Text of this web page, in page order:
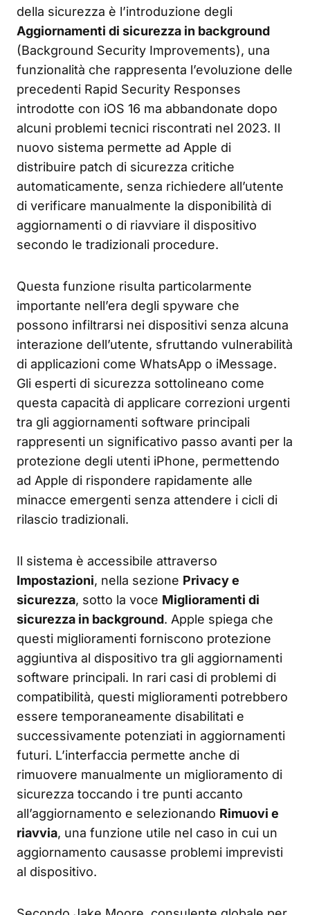
della sicurezza è l’introduzione degli
Aggiornamenti di sicurezza in background
(Background Security Improvements), una
funzionalità che rappresenta l’evoluzione delle
precedenti Rapid Security Responses
introdotte con iOS 16 ma abbandonate dopo
alcuni problemi tecnici riscontrati nel 2023. Il
nuovo sistema permette ad Apple di
distribuire patch di sicurezza critiche
automaticamente, senza richiedere all’utente
di verificare manualmente la disponibilità di
aggiornamenti o di riavviare il dispositivo
secondo le tradizionali procedure.
Questa funzione risulta particolarmente
importante nell’era degli spyware che
possono infiltrarsi nei dispositivi senza alcuna
interazione dell’utente, sfruttando vulnerabilità
di applicazioni come WhatsApp o iMessage.
Gli esperti di sicurezza sottolineano come
questa capacità di applicare correzioni urgenti
tra gli aggiornamenti software principali
rappresenti un significativo passo avanti per la
protezione degli utenti iPhone, permettendo
ad Apple di rispondere rapidamente alle
minacce emergenti senza attendere i cicli di
rilascio tradizionali.
Il sistema è accessibile attraverso
Impostazioni, nella sezione Privacy e
sicurezza, sotto la voce Miglioramenti di
sicurezza in background. Apple spiega che
questi miglioramenti forniscono protezione
aggiuntiva al dispositivo tra gli aggiornamenti
software principali. In rari casi di problemi di
compatibilità, questi miglioramenti potrebbero
essere temporaneamente disabilitati e
successivamente potenziati in aggiornamenti
futuri. L’interfaccia permette anche di
rimuovere manualmente un miglioramento di
sicurezza toccando i tre punti accanto
all’aggiornamento e selezionando Rimuovi e
riavvia, una funzione utile nel caso in cui un
aggiornamento causasse problemi imprevisti
al dispositivo.